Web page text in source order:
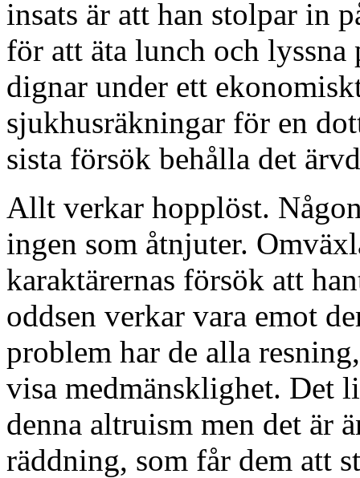
insats är att han stolpar in
för att äta lunch och
dignar under ett
sjukhusräkningar för en
sista försök behålla det
Allt verkar hopplöst.
ingen som åtnjuter.
karaktärernas försök att
oddsen verkar vara emot
problem har de alla
visa medmänsklighet. Det
denna altruism men det är
räddning, som får dem att